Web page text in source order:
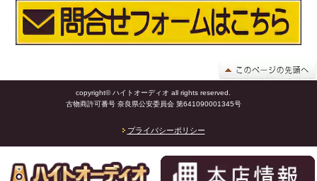
copyright© ハイトオーディオ all rights reserved.
古物商許可番号 奈良県公安委員会 第641090001345号
プライバシーポリシー